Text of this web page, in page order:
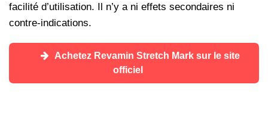
facilité d’utilisation. Il n’y a ni effets secondaires ni
contre-indications.
Achetez Revamin Stretch Mark sur le site
officiel